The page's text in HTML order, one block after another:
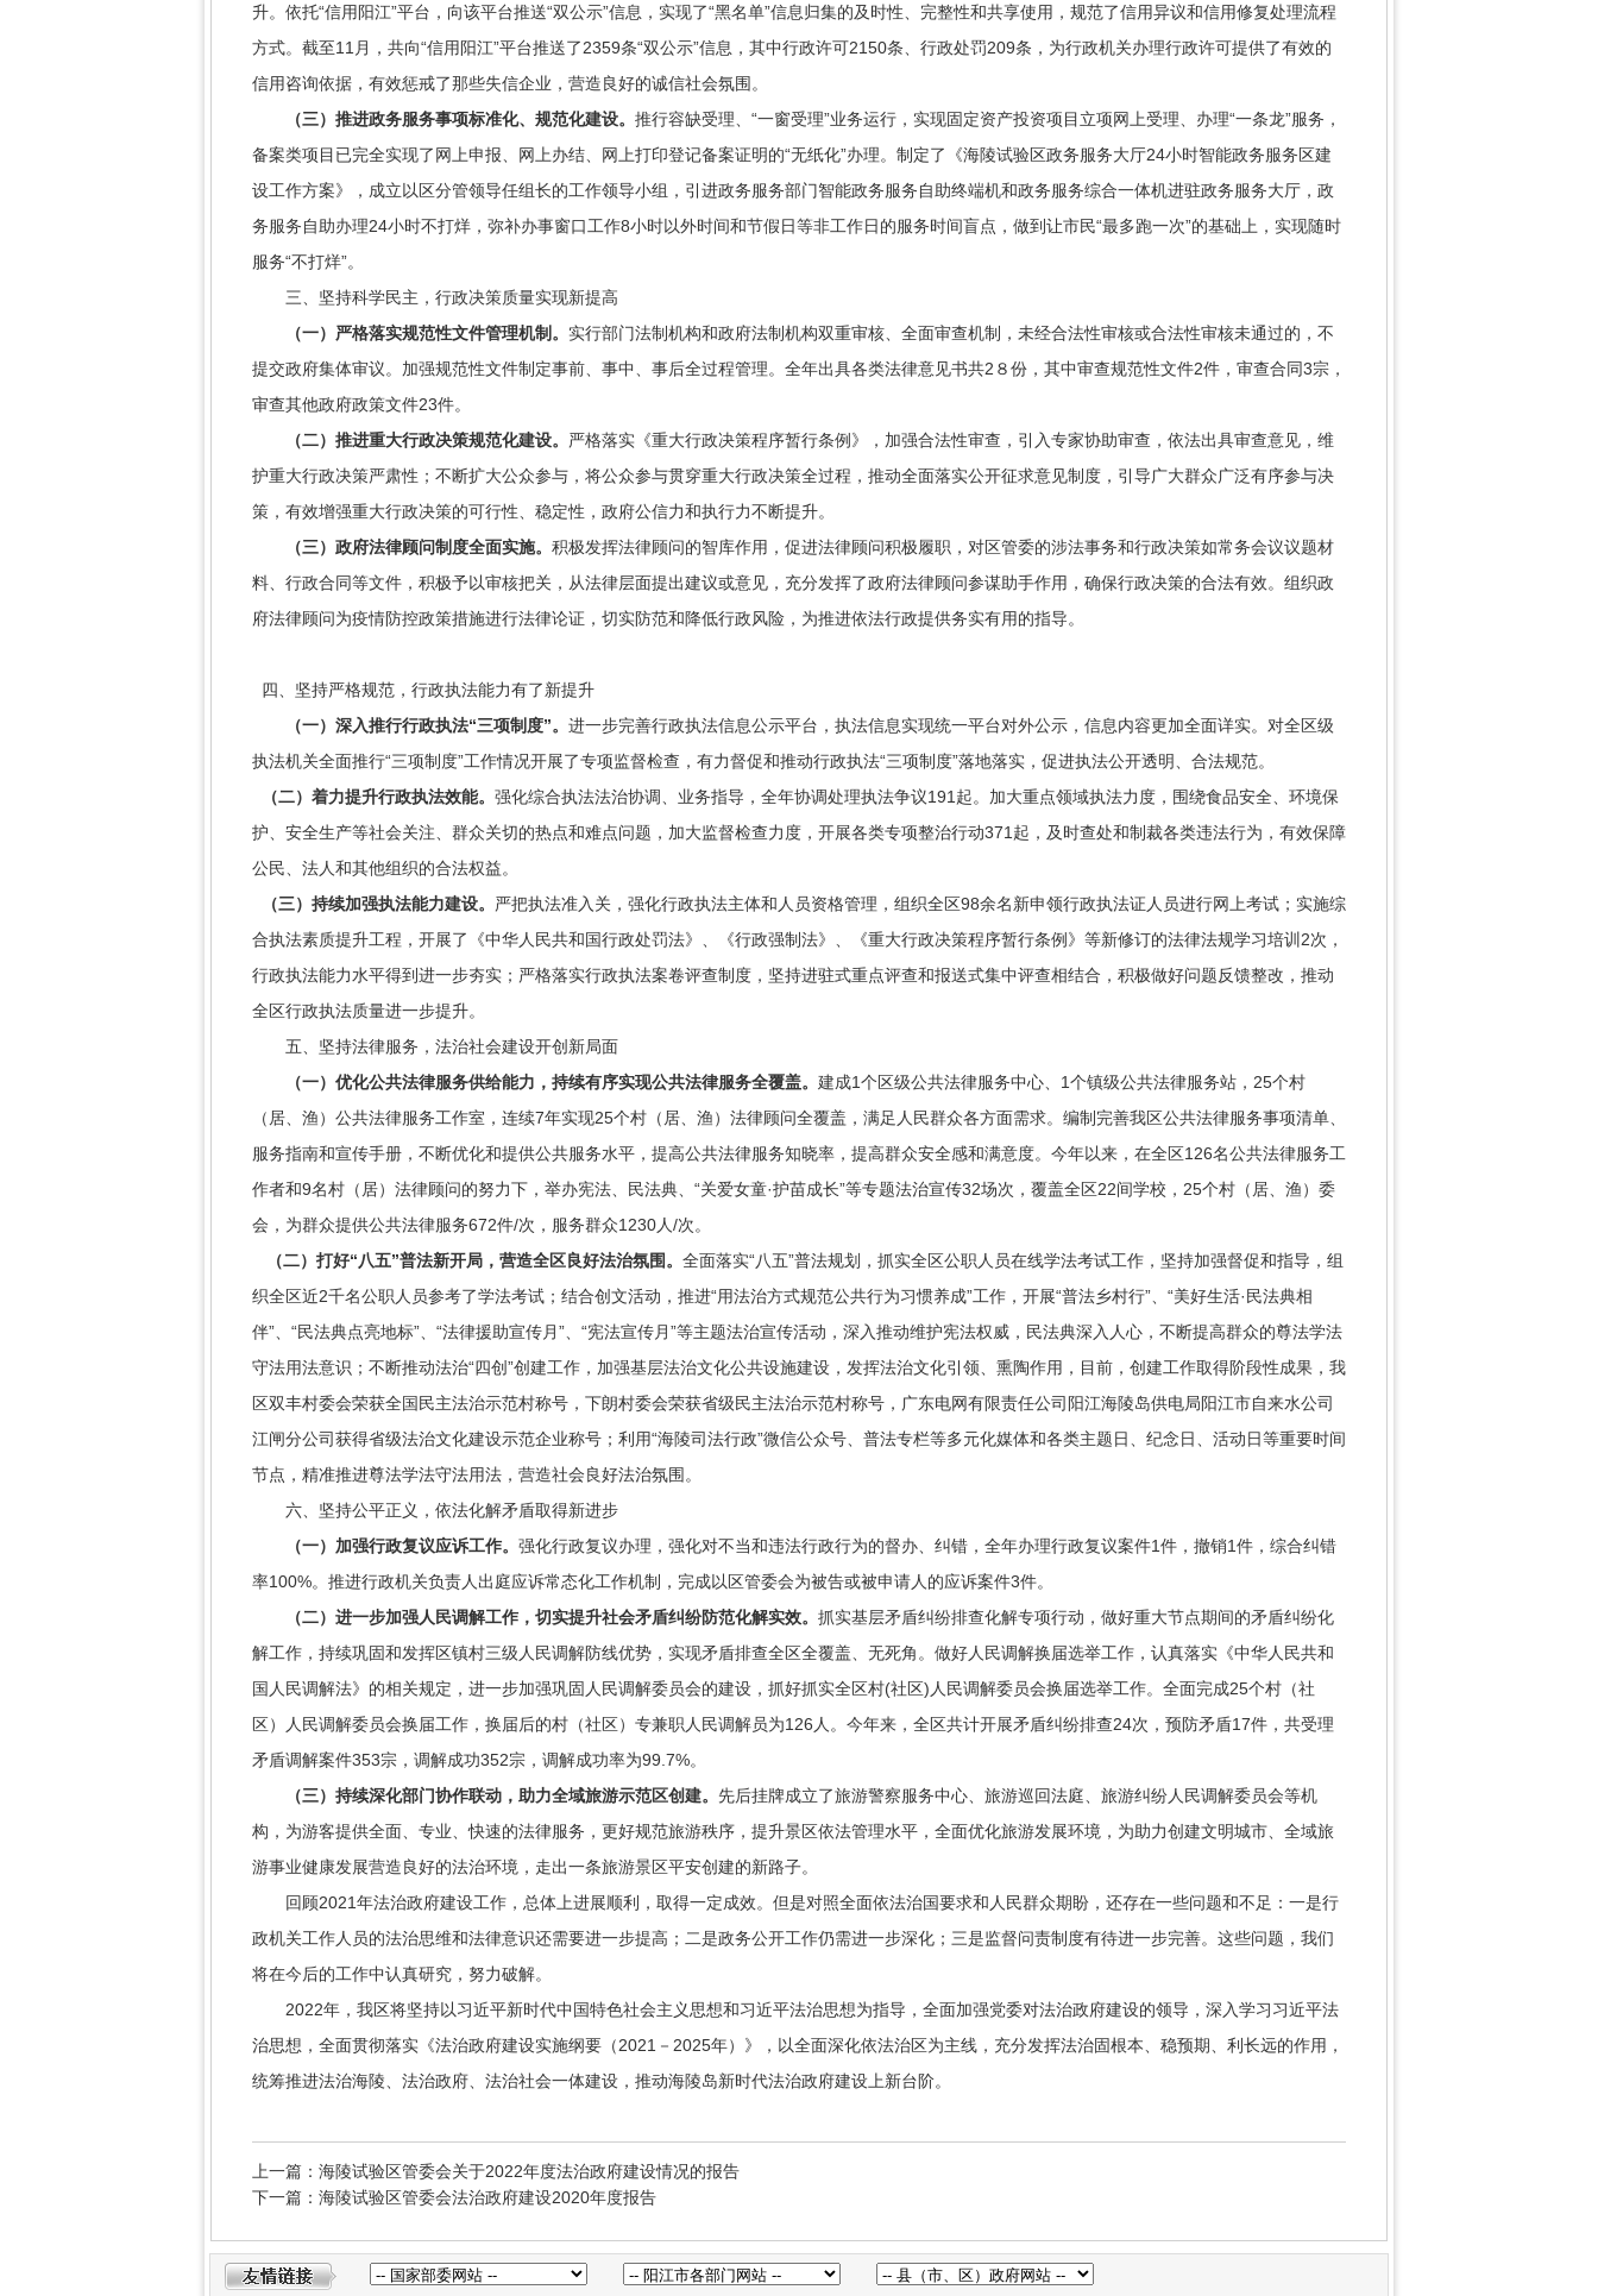
升。依托“信用阳江”平台，向该平台推送“双公示”信息，实现了“黑名单”信息归集的及时性、完整性和共享使用，规范了信用异议和信用修复处理流程
方式。截至11月，共向“信用阳江”平台推送了2359条“双公示”信息，其中行政许可2150条、行政处罚209条，为行政机关办理行政许可提供了有效的
信用咨询依据，有效惩戒了那些失信企业，营造良好的诚信社会氛围。
（三）推进政务服务事项标准化、规范化建设。 推行容缺受理、“一窗受理”业务运行，实现固定资产投资项目立项网上受理、办理“一条龙”服务，
备案类项目已完全实现了网上申报、网上办结、网上打印登记备案证明的“无纸化”办理。制定了《海陵试验区政务服务大厅24小时智能政务服务区建
设工作方案》，成立以区分管领导任组长的工作领导小组，引进政务服务部门智能政务服务自助终端机和政务服务综合一体机进驻政务服务大厅，政
务服务自助办理24小时不打烊，弥补办事窗口工作8小时以外时间和节假日等非工作日的服务时间盲点，做到让市民“最多跑一次”的基础上，实现随时
服务“不打烊”。
三、坚持科学民主，行政决策质量实现新提高
（一） 严格落实规范性文件管理机制。 实行部门法制机构和政府法制机构双重审核、全面审查机制，未经合法性审核或合法性审核未通过的，不
提交政府集体审议。加强规范性文件制定事前、事中、事后全过程管理。全年出具各类法律意见书共2８份，其中审查规范性文件2件，审查合同3宗，
审查其他政府政策文件23件。
（二） 推进重大行政决策规范化建设。 严格落实《重大行政决策程序暂行条例》，加强合法性审查，引入专家协助审查，依法出具审查意见，维
护重大行政决策严肃性；不断扩大公众参与，将公众参与贯穿重大行政决策全过程，推动全面落实公开征求意见制度，引导广大群众广泛有序参与决
策，有效增强重大行政决策的可行性、稳定性，政府公信力和执行力不断提升。
（三）政府法律顾问制度全面实施。 积极发挥法律顾问的智库作用，促进法律顾问积极履职，对区管委的涉法事务和行政决策如常务会议议题材
料、行政合同等文件，积极予以审核把关，从法律层面提出建议或意见，充分发挥了政府法律顾问参谋助手作用，确保行政决策的合法有效。组织政
府法律顾问为疫情防控政策措施进行法律论证，切实防范和降低行政风险，为推进依法行政提供务实有用的指导。
四、坚持严格规范，行政执法能力有了新提升
（一） 深入推行行政执法“三项制度”。 进一步完善行政执法信息公示平台，执法信息实现统一平台对外公示，信息内容更加全面详实。对全区级
执法机关全面推行“三项制度”工作情况开展了专项监督检查，有力督促和推动行政执法“三项制度”落地落实，促进执法公开透明、合法规范。
（二）着力提升行政执法效能。 强化综合执法法治协调、业务指导，全年协调处理执法争议191起。加大重点领域执法力度，围绕食品安全、环境保
护、安全生产等社会关注、群众关切的热点和难点问题，加大监督检查力度，开展各类专项整治行动371起，及时查处和制裁各类违法行为，有效保障
公民、法人和其他组织的合法权益。
（三）持续加强执法能力建设。 严把执法准入关，强化行政执法主体和人员资格管理，组织全区98余名新申领行政执法证人员进行网上考试；实施综
合执法素质提升工程，开展了《中华人民共和国行政处罚法》、《行政强制法》、《重大行政决策程序暂行条例》等新修订的法律法规学习培训2次，
行政执法能力水平得到进一步夯实；严格落实行政执法案卷评查制度，坚持进驻式重点评查和报送式集中评查相结合，积极做好问题反馈整改，推动
全区行政执法质量进一步提升。
五、坚持法律服务，法治社会建设开创新局面
（一）优化公共法律服务供给能力，持续有序实现公共法律服务全覆盖。 建成1个区级公共法律服务中心、1个镇级公共法律服务站，25个村
（居、渔）公共法律服务工作室，连续7年实现25个村（居、渔）法律顾问全覆盖，满足人民群众各方面需求。编制完善我区公共法律服务事项清单、
服务指南和宣传手册，不断优化和提供公共服务水平，提高公共法律服务知晓率，提高群众安全感和满意度。今年以来，在全区126名公共法律服务工
作者和9名村（居）法律顾问的努力下，举办宪法、民法典、“关爱女童·护苗成长”等专题法治宣传32场次，覆盖全区22间学校，25个村（居、渔）委
会，为群众提供公共法律服务672件/次，服务群众1230人/次。
（二）打好“八五”普法新开局，营造全区良好法治氛围。 全面落实“八五”普法规划，抓实全区公职人员在线学法考试工作，坚持加强督促和指导，组
织全区近2千名公职人员参考了学法考试；结合创文活动，推进“用法治方式规范公共行为习惯养成”工作，开展“普法乡村行”、“美好生活·民法典相
伴”、“民法典点亮地标”、“法律援助宣传月”、“宪法宣传月”等主题法治宣传活动，深入推动维护宪法权威，民法典深入人心，不断提高群众的尊法学法
守法用法意识；不断推动法治“四创”创建工作，加强基层法治文化公共设施建设，发挥法治文化引领、熏陶作用，目前，创建工作取得阶段性成果，我
区双丰村委会荣获全国民主法治示范村称号，下朗村委会荣获省级民主法治示范村称号，广东电网有限责任公司阳江海陵岛供电局阳江市自来水公司
江闸分公司获得省级法治文化建设示范企业称号；利用“海陵司法行政”微信公众号、普法专栏等多元化媒体和各类主题日、纪念日、活动日等重要时间
节点，精准推进尊法学法守法用法，营造社会良好法治氛围。
六、坚持公平正义，依法化解矛盾取得新进步
（一）加强行政复议应诉工作。 强化行政复议办理，强化对不当和违法行政行为的督办、纠错，全年办理行政复议案件1件，撤销1件，综合纠错
率100%。推进行政机关负责人出庭应诉常态化工作机制，完成以区管委会为被告或被申请人的应诉案件3件。
（二） 进一步加强人民调解工作， 切实提升社会矛盾纠纷防范化解实效。 抓实基层矛盾纠纷排查化解专项行动，做好重大节点期间的矛盾纠纷化
解工作，持续巩固和发挥区镇村三级人民调解防线优势，实现矛盾排查全区全覆盖、无死角。做好人民调解换届选举工作，认真落实《中华人民共和
国人民调解法》的相关规定，进一步加强巩固人民调解委员会的建设，抓好抓实全区村(社区)人民调解委员会换届选举工作。全面完成25个村（社
区）人民调解委员会换届工作，换届后的村（社区）专兼职人民调解员为126人。今年来，全区共计开展矛盾纠纷排查24次，预防矛盾17件，共受理
矛盾调解案件353宗，调解成功352宗，调解成功率为99.7%。
（三）持续深化部门协作联动，助力全域旅游示范区创建。 先后挂牌成立了旅游警察服务中心、旅游巡回法庭、旅游纠纷人民调解委员会等机
构，为游客提供全面、专业、快速的法律服务，更好规范旅游秩序，提升景区依法管理水平，全面优化旅游发展环境，为助力创建文明城市、全域旅
游事业健康发展营造良好的法治环境，走出一条旅游景区平安创建的新路子。
回顾2021年法治政府建设工作，总体上进展顺利，取得一定成效。但是对照全面依法治国要求和人民群众期盼，还存在一些问题和不足：一是行
政机关工作人员的法治思维和法律意识还需要进一步提高；二是政务公开工作仍需进一步深化；三是监督问责制度有待进一步完善。这些问题，我们
将在今后的工作中认真研究，努力破解。
2022年，我区将坚持以习近平新时代中国特色社会主义思想和习近平法治思想为指导，全面加强党委对法治政府建设的领导，深入学习习近平法
治思想，全面贯彻落实《法治政府建设实施纲要（2021－2025年）》，以全面深化依法治区为主线，充分发挥法治固根本、稳预期、利长远的作用，
统筹推进法治海陵、法治政府、法治社会一体建设，推动海陵岛新时代法治政府建设上新台阶。
上一篇：海陵试验区管委会关于2022年度法治政府建设情况的报告
下一篇：海陵试验区管委会法治政府建设2020年度报告